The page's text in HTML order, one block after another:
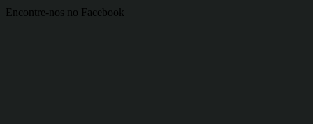
Encontre-nos no Facebook